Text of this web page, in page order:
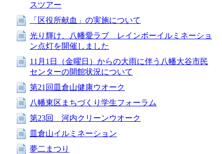
スツアー
「区役所献血」の実施について
光り輝け、八幡愛ラブ レインボーイルミネーショ
ン点灯を開催しました
11月1日（金曜日）からの大雨に伴う八幡大谷市民
センターの開館状況について
第21回皿倉山健康ウオーク
八幡東区まちづくり学生フォーラム
第23回 河内クリーンウオーク
皿倉山イルミネーション
夢二まつり